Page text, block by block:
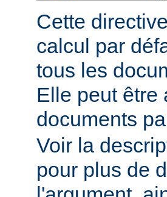
Cette
calcul par
tous les
Elle peut être
documents
Voir la
pour plus de